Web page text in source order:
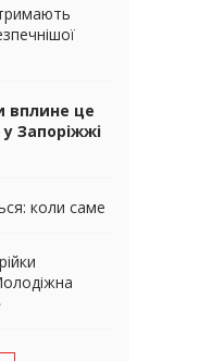
вплине це
Запоріжжі
коли саме